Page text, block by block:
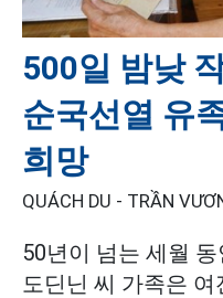
500일 밤낮
순국선열 유
희망
QUÁCH DU - TRẦN
50년이 넘는 세월
도딘닌 씨 가족은